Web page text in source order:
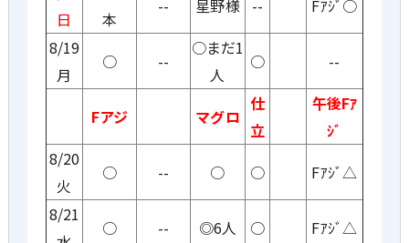
日
本
-- 星野様 --
Fｱｼﾞ○
8/19
月
○ --
○まだ1
人
○ --
Fアジ マグロ
仕
立
午後Fｱ
ｼﾞ
8/20
火
○ -- ○ ○
Fｱｼﾞ△
8/21
○ -- ◎6人 ○
Fｱｼﾞ△